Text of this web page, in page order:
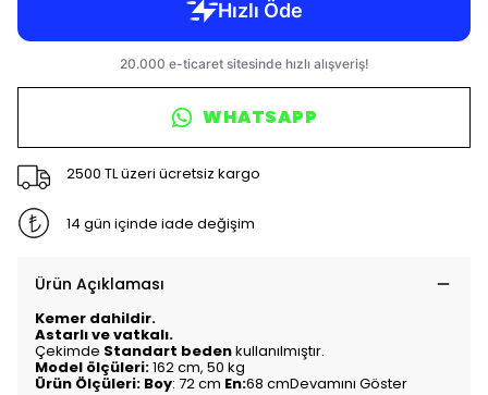
WHATSAPP
2500 TL üzeri ücretsiz kargo
14 gün içinde iade değişim
Ürün Açıklaması
Kemer dahildir.
Astarlı ve vatkalı.
Çekimde Standart bedenkullanılmıştır.
Model ölçüleri:162 cm, 50 kg
Ürün Ölçüleri: Boy: 72 cm En:68 cmDevamını Göster